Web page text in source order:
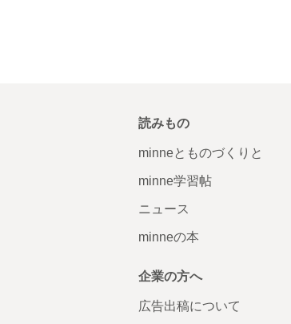
読みもの
minneとものづくりと
minne学習帖
ニュース
minneの本
企業の方へ
広告出稿について